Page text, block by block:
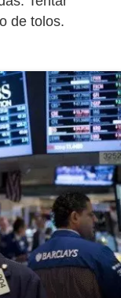
de tolos.